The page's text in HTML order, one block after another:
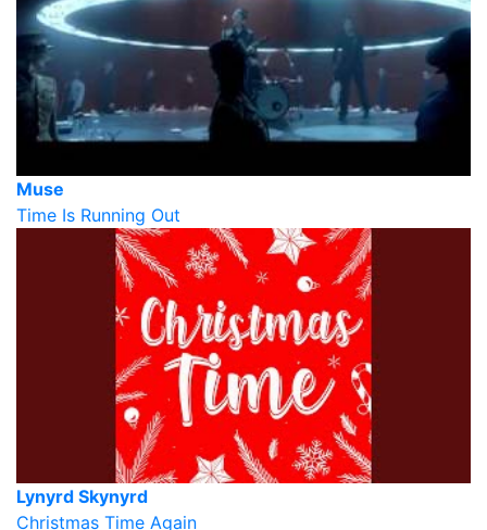
Muse
Time Is Running Out
Lynyrd Skynyrd
Christmas Time Again